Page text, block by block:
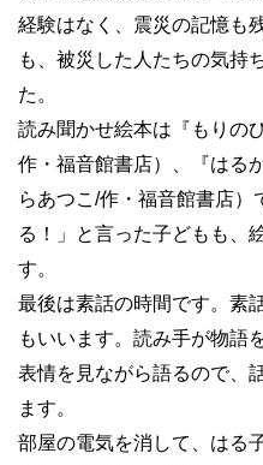
経験はなく、震災の記憶も
も、被災した人たちの気持
た。
読み聞かせ絵本は『もりの
作・福音館書店）、『はる
らあつこ/作・福音館書店）
る！」と言った子どもも、
す。
最後は素話の時間です。素
もいいます。読み手が物語
表情を見ながら語るので、
ます。
部屋の電気を消して、はる